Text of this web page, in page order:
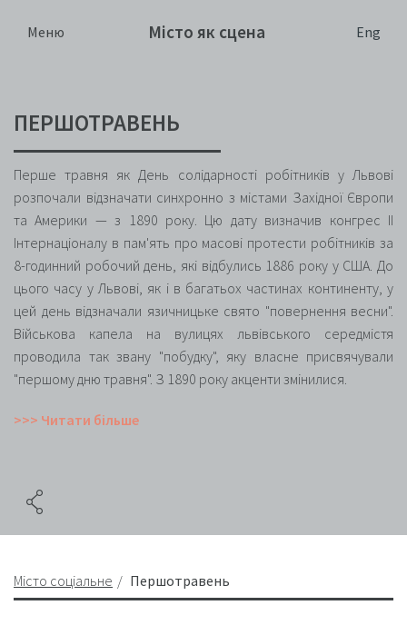
Меню Місто як сцена Eng
ПЕРШОТРАВЕНЬ
Перше травня як День солідарності робітників у Львові
розпочали відзначати синхронно з містами Західної Європи
та Америки — з 1890 року. Цю дату визначив конгрес ІІ
Інтернаціоналу в пам'ять про масові протести робітників за
8-годинний робочий день, які відбулись 1886 року у США. До
цього часу у Львові, як і в багатьох частинах континенту, у
цей день відзначали язичницьке свято "повернення весни".
Військова капела на вулицях львівського середмістя
проводила так звану "побудку", яку власне присвячували
"першому дню травня". З 1890 року акценти змінилися.
>>> Читати більше
Місто соціальне Першотравень